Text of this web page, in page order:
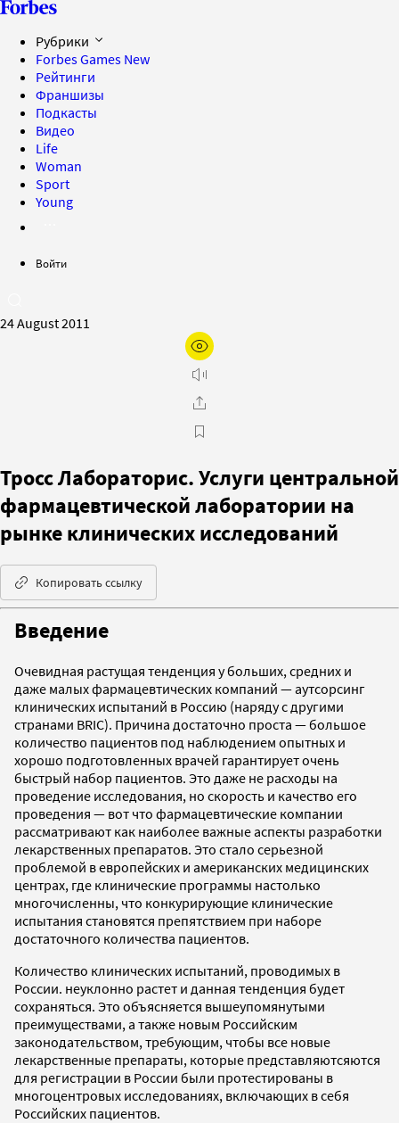
Рубрики
Forbes Games New
Рейтинги
Франшизы
Подкасты
Видео
Life
Woman
Sport
Young
Войти
24 August 2011
Тросс Лабораторис. Услуги центральной
фармацевтической лаборатории на
рынке клинических исследований
Копировать ссылку
Введение
Очевидная растущая тенденция у больших, средних и
даже малых фармацевтических компаний — аутсорсинг
клинических испытаний в Россию (наряду с другими
странами BRIC). Причина достаточно проста — большое
количество пациентов под наблюдением опытных и
хорошо подготовленных врачей гарантирует очень
быстрый набор пациентов. Это даже не расходы на
проведение исследования, но скорость и качество его
проведения — вот что фармацевтические компании
рассматривают как наиболее важные аспекты разработки
лекарственных препаратов. Это стало серьезной
проблемой в европейских и американских медицинских
центрах, где клинические программы настолько
многочисленны, что конкурирующие клинические
испытания становятся препятствием при наборе
достаточного количества пациентов.
Количество клинических испытаний, проводимых в
России. неуклонно растет и данная тенденция будет
сохраняться. Это объясняется вышеупомянутыми
преимуществами, а также новым Российским
законодательством, требующим, чтобы все новые
лекарственные препараты, которые представляютсяются
для регистрации в России были протестированы в
многоцентровых исследованиях, включающих в себя
Российских пациентов.